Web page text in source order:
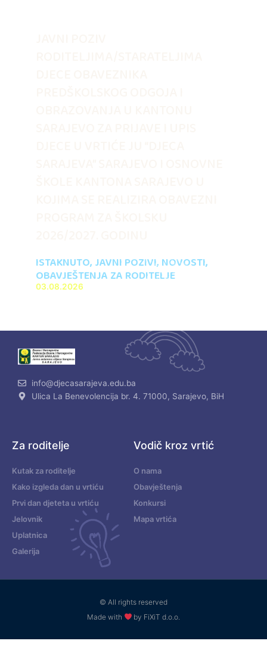
ISTAKNUTO, JAVNI POZIVI, NOVOSTI,
OBAVJEŠTENJA ZA RODITELJE
03.08.2026
info@djecasarajeva.edu.ba
Ulica La Benevolencija br. 4. 71000, Sarajevo, BiH
Za roditelje
Kutak za roditelje
Kako izgleda dan u vrtiću
Prvi dan djeteta u vrtiću
Jelovnik
Uplatnica
Galerija
Vodič kroz vrtić
O nama
Obavještenja
Konkursi
Mapa vrtića
© All rights reserved
Made with
by FiXiT d.o.o.